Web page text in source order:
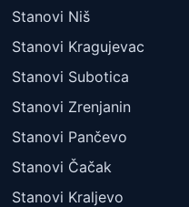
Stanovi Niš
Stanovi Kragujevac
Stanovi Subotica
Stanovi Zrenjanin
Stanovi Pančevo
Stanovi Čačak
Stanovi Kraljevo